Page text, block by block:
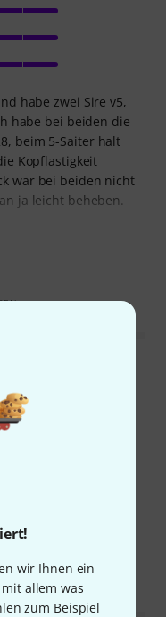
wir Ihnen ein
allem was
zum Beispiel
habe zwei Sire v5,
habe bei beiden die
beim 5-Saiter halt
Kopflastigkeit
war bei beiden nicht
ja leicht beheben.
eingestellt, super